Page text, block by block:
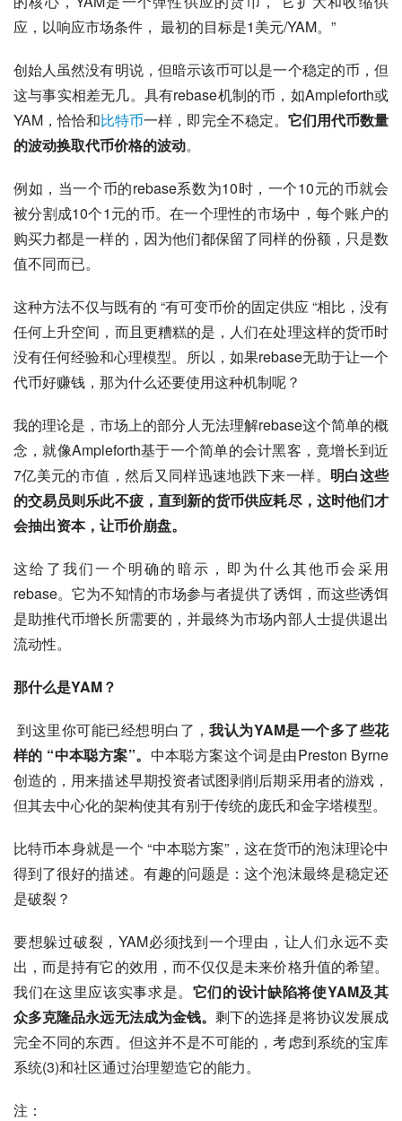
应，以响应市场条件， 最初的目标是1美元/YAM。”
创始人虽然没有明说，但暗示该币可以是一个稳定的币，但
这与事实相差无几。具有rebase机制的币，如Ampleforth或
YAM，恰恰和比特币一样，即完全不稳定。 它们用代币数量
的波动换取代币价格的波动。
例如，当一个币的rebase系数为10时，一个10元的币就会
被分割成10个1元的币。在一个理性的市场中，每个账户的
购买力都是一样的，因为他们都保留了同样的份额，只是数
值不同而已。
这种方法不仅与既有的 “有可变币价的固定供应 “相比，没有
任何上升空间，而且更糟糕的是，人们在处理这样的货币时
没有任何经验和心理模型。所以，如果rebase无助于让一个
代币好赚钱，那为什么还要使用这种机制呢？
我的理论是，市场上的部分人无法理解rebase这个简单的概
念，就像Ampleforth基于一个简单的会计黑客，竟增长到近
7亿美元的市值，然后又同样迅速地跌下来一样。 明白这些
的交易员则乐此不疲，直到新的货币供应耗尽，这时他们才
会抽出资本，让币价崩盘。
这给了我们一个明确的暗示，即为什么其他币会采用
rebase。它为不知情的市场参与者提供了诱饵，而这些诱饵
是助推代币增长所需要的，并最终为市场内部人士提供退出
流动性。
那什么是YAM？
到这里你可能已经想明白了，我认为YAM是一个多了些花
样的 “中本聪方案”。 中本聪方案这个词是由Preston Byrne
创造的，用来描述早期投资者试图剥削后期采用者的游戏，
但其去中心化的架构使其有别于传统的庞氏和金字塔模型。
比特币本身就是一个 “中本聪方案”，这在货币的泡沫理论中
得到了很好的描述。有趣的问题是：这个泡沫最终是稳定还
是破裂？
要想躲过破裂，YAM必须找到一个理由，让人们永远不卖
出，而是持有它的效用，而不仅仅是未来价格升值的希望。
我们在这里应该实事求是。 它们的设计缺陷将使YAM及其
众多克隆品永远无法成为金钱。剩下的选择是将协议发展成
完全不同的东西。但这并不是不可能的，考虑到系统的宝库
系统(3)和社区通过治理塑造它的能力。
注：